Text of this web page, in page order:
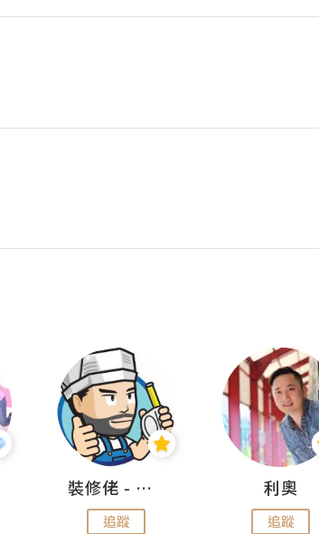
裝修佬 - 香港一站式網上裝修平台
追蹤
利奧
追蹤